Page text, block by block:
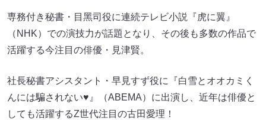
専務付き秘書・⽬⿊司役に連続テレビ⼩説『⻁に翼』
（NHK）での演技⼒が話題となり、その後も多数の作品で
活躍する今注⽬の俳優・⾒津賢。
社⻑秘書アシスタント・早⾒すず役に『⽩雪とオオカミく
んには騙されない♥』（ABEMA）に出演し、近年は俳優と
しても活躍するZ世代注⽬の古⽥愛理！